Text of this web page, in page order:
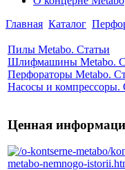
Главная Каталог
Пилы Metabo. Статьи
Шлифмашины Metabo.
Перфораторы Metabo.
Насосы и компрессоры.
Ценная